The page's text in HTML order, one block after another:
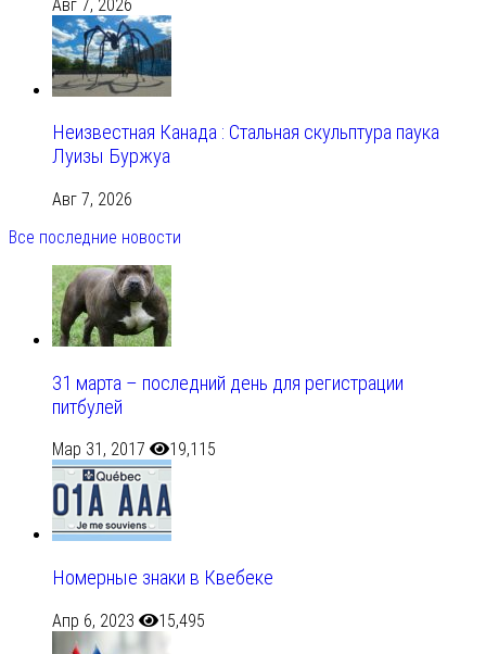
Авг 7, 2026
Неизвестная Канада : Стальная скульптура паука
Луизы Буржуа
Авг 7, 2026
Все последние новости
31 марта – последний день для регистрации
питбулей
Мар 31, 2017 19,115
Номерные знаки в Квебеке
Апр 6, 2023 15,495